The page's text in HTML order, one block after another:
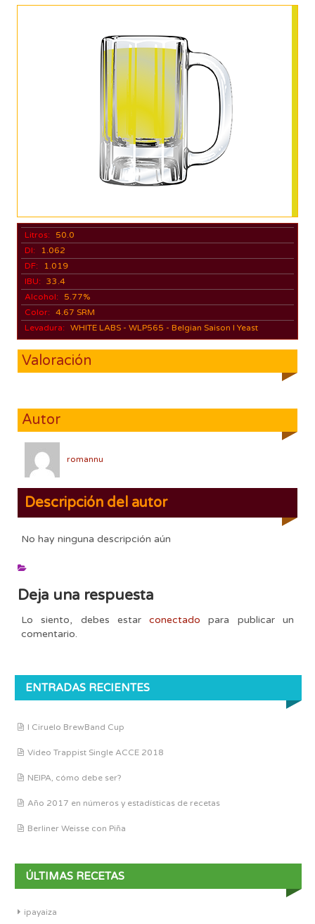
Litros:
50.0
DI:
1.062
DF:
1.019
IBU: 33.4
Alcohol:
5.77%
Color: 4.67 SRM
Levadura: WHITE LABS - WLP565 - Belgian Saison I Yeast
Valoración
Autor
romannu
Descripción del autor
No hay ninguna descripción aún
Deja una respuesta
Lo siento, debes estarconectado para publicar un
comentario.
ENTRADAS RECIENTES
I Ciruelo BrewBand Cup
Vídeo Trappist Single ACCE 2018
NEIPA, cómo debe ser?
Año 2017 en números y estadísticas de recetas
Berliner Weisse con Piña
ÚLTIMAS RECETAS
ipayaiza